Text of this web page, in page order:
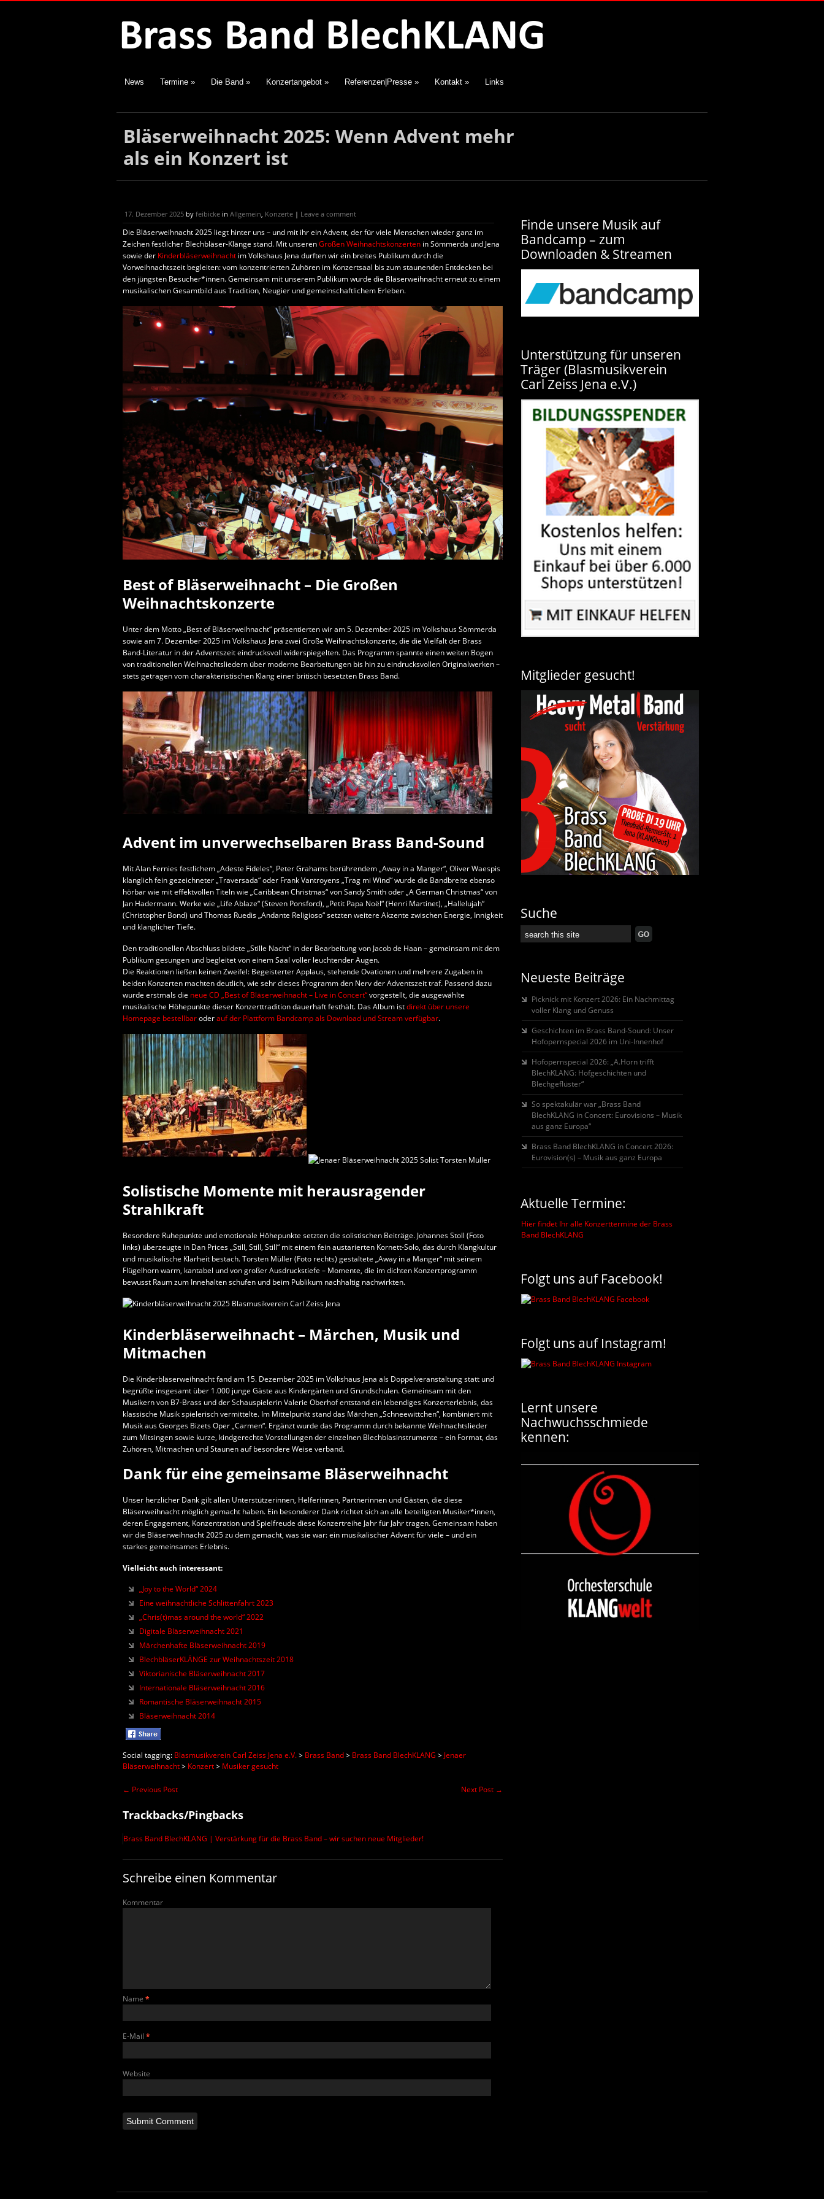
News Termine » Die Band » Konzertangebot » Referenzen|Presse » Kontakt » Links
Bläserweihnacht 2025: Wenn Advent mehr
als ein Konzert ist
17. Dezember 2025 by feibicke in Allgemein, Konzerte | Leave a comment
Die Bläserweihnacht 2025 liegt hinter uns – und mit ihr ein Advent, der für viele Menschen wieder ganz im
Zeichen festlicher Blechbläser-Klänge stand. Mit unserenGroßen Weihnachtskonzerten in Sömmerda und Jena
sowie der Kinderbläserweihnacht im Volkshaus Jena durften wir ein breites Publikum durch die
Vorweihnachtszeit begleiten: vom konzentrierten Zuhören im Konzertsaal bis zum staunenden Entdecken bei
den jüngsten Besucher*innen. Gemeinsam mit unserem Publikum wurde die Bläserweihnacht erneut zu einem
musikalischen Gesamtbild aus Tradition, Neugier und gemeinschaftlichem Erleben.
Best of Bläserweihnacht – Die Großen
Weihnachtskonzerte
Unter dem Motto „Best of Bläserweihnacht“ präsentierten wir am 5. Dezember 2025 im Volkshaus Sömmerda
sowie am 7. Dezember 2025 im Volkshaus Jena zwei Große Weihnachtskonzerte, die die Vielfalt der Brass
Band-Literatur in der Adventszeit eindrucksvoll widerspiegelten. Das Programm spannte einen weiten Bogen
von traditionellen Weihnachtsliedern über moderne Bearbeitungen bis hin zu eindrucksvollen Originalwerken –
stets getragen vom charakteristischen Klang einer britisch besetzten Brass Band.
Advent im unverwechselbaren Brass Band-Sound
Mit Alan Fernies festlichem „Adeste Fideles“, Peter Grahams berührendem „Away in a Manger“, Oliver Waespis
klanglich fein gezeichneter „Traversada“ oder Frank Vantroyens „Trag mi Wind“ wurde die Bandbreite ebenso
hörbar wie mit effektvollen Titeln wie „Caribbean Christmas“ von Sandy Smith oder „A German Christmas“ von
Jan Hadermann. Werke wie „Life Ablaze“ (Steven Ponsford), „Petit Papa Noël“ (Henri Martinet), „Hallelujah“
(Christopher Bond) und Thomas Ruedis „Andante Religioso“ setzten weitere Akzente zwischen Energie, Innigkeit
und klanglicher Tiefe.
Den traditionellen Abschluss bildete „Stille Nacht“ in der Bearbeitung von Jacob de Haan – gemeinsam mit dem
Publikum gesungen und begleitet von einem Saal voller leuchtender Augen.
Die Reaktionen ließen keinen Zweifel: Begeisterter Applaus, stehende Ovationen und mehrere Zugaben in
beiden Konzerten machten deutlich, wie sehr dieses Programm den Nerv der Adventszeit traf. Passend dazu
wurde erstmals die neue CD „Best of Bläserweihnacht – Live in Concert“vorgestellt, die ausgewählte
musikalische Höhepunkte dieser Konzerttradition dauerhaft festhält. Das Album istdirekt über unsere
Homepage bestellbaroderauf der Plattform Bandcamp als Download und Stream verfügbar.
Solistische Momente mit herausragender
Strahlkraft
Besondere Ruhepunkte und emotionale Höhepunkte setzten die solistischen Beiträge. Johannes Stoll (Foto
links) überzeugte in Dan Prices „Still, Still, Still“ mit einem fein austarierten Kornett-Solo, das durch Klangkultur
und musikalische Klarheit bestach. Torsten Müller (Foto rechts) gestaltete „Away in a Manger“ mit seinem
Flügelhorn warm, kantabel und von großer Ausdruckstiefe – Momente, die im dichten Konzertprogramm
bewusst Raum zum Innehalten schufen und beim Publikum nachhaltig nachwirkten.
Kinderbläserweihnacht – Märchen, Musik und
Mitmachen
Die Kinderbläserweihnacht fand am 15. Dezember 2025 im Volkshaus Jena als Doppelveranstaltung statt und
begrüßte insgesamt über 1.000 junge Gäste aus Kindergärten und Grundschulen. Gemeinsam mit den
Musikern von B7-Brass und der Schauspielerin Valerie Oberhof entstand ein lebendiges Konzerterlebnis, das
klassische Musik spielerisch vermittelte. Im Mittelpunkt stand das Märchen „Schneewittchen“, kombiniert mit
Musik aus Georges Bizets Oper „Carmen“. Ergänzt wurde das Programm durch bekannte Weihnachtslieder
zum Mitsingen sowie kurze, kindgerechte Vorstellungen der einzelnen Blechblasinstrumente – ein Format, das
Zuhören, Mitmachen und Staunen auf besondere Weise verband.
Dank für eine gemeinsame Bläserweihnacht
Unser herzlicher Dank gilt allen Unterstützerinnen, Helferinnen, Partnerinnen und Gästen, die diese
Bläserweihnacht möglich gemacht haben. Ein besonderer Dank richtet sich an alle beteiligten Musiker*innen,
deren Engagement, Konzentration und Spielfreude diese Konzertreihe Jahr für Jahr tragen. Gemeinsam haben
wir die Bläserweihnacht 2025 zu dem gemacht, was sie war: ein musikalischer Advent für viele – und ein
starkes gemeinsames Erlebnis.
Vielleicht auch interessant:
„Joy to the World“ 2024
Eine weihnachtliche Schlittenfahrt 2023
„Chris(t)mas around the world“ 2022
Digitale Bläserweihnacht 2021
Märchenhafte Bläserweihnacht 2019
BlechbläserKLÄNGE zur Weihnachtszeit 2018
Viktorianische Bläserweihnacht 2017
Internationale Bläserweihnacht 2016
Romantische Bläserweihnacht 2015
Bläserweihnacht 2014
Social tagging: Blasmusikverein Carl Zeiss Jena e.V.> Brass Band> Brass Band BlechKLANG > Jenaer
Bläserweihnacht> Konzert> Musiker gesucht
← Previous Post Next Post →
Trackbacks/Pingbacks
Brass Band BlechKLANG | Verstärkung für die Brass Band – wir suchen neue Mitglieder!
Schreibe einen Kommentar
Kommentar
Name *
E-Mail *
Website
Finde unsere Musik auf
Bandcamp – zum
Downloaden & Streamen
Unterstützung für unseren
Träger (Blasmusikverein
Carl Zeiss Jena e.V.)
Mitglieder gesucht!
Suche
Neueste Beiträge
Picknick mit Konzert 2026: Ein Nachmittag
voller Klang und Genuss
Geschichten im Brass Band-Sound: Unser
Hofopernspecial 2026 im Uni-Innenhof
Hofopernspecial 2026: „A.Horn trifft
BlechKLANG: Hofgeschichten und
Blechgeflüster“
So spektakulär war „Brass Band
BlechKLANG in Concert: Eurovisions – Musik
aus ganz Europa“
Brass Band BlechKLANG in Concert 2026:
Eurovision(s) – Musik aus ganz Europa
Aktuelle Termine:
Hier findet Ihr alle Konzerttermine der Brass
Band BlechKLANG
Folgt uns auf Facebook!
Folgt uns auf Instagram!
Lernt unsere
Nachwuchsschmiede
kennen: